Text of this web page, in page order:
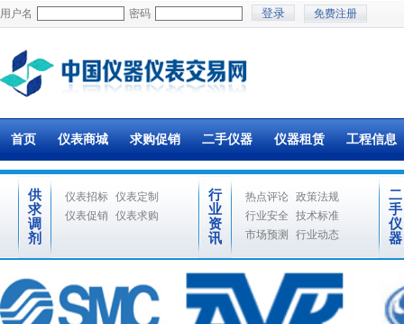
用户名 密码 免费注册
首页 仪表商城 求购促销 二手仪器 仪器租赁 工程信息
供
求
调
剂
仪表招标 仪表定制
仪表促销
仪表求购
行
业
资
讯
热点评论 政策法规
行业安全
技术标准
市场预测
行业动态
二
手
仪
器